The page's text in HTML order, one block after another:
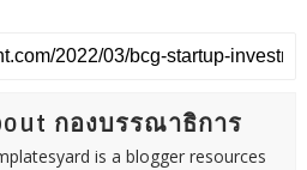
กองบรรณาธิการ
is a blogger resources